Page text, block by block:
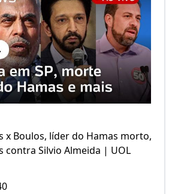
x Boulos, líder do Hamas morto,
contra Silvio Almeida | UOL